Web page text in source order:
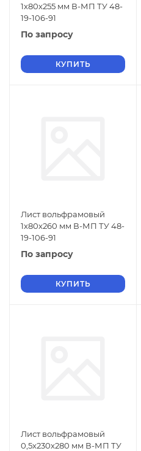
1х80х255 мм В-МП ТУ 48-
19-106-91
По запросу
КУПИТЬ
Лист вольфрамовый
1х80х260 мм В-МП ТУ 48-
19-106-91
По запросу
КУПИТЬ
Лист вольфрамовый
0,5х230х280 мм В-МП ТУ